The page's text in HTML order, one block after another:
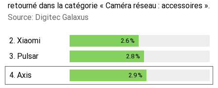
retourné dans la catégorie « Caméra réseau : accessoires ».
Source: Digitec Galaxus
2. Xiaomi 2.6%
3. Pulsar 2.8%
4. Axis 2.9 %